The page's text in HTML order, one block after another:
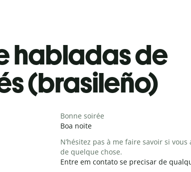
habladas de
(brasileño)
Bonne soirée
Boa noite
N’hésitez pas à me faire savoir si vous
de quelque chose.
Entre em contato se precisar de